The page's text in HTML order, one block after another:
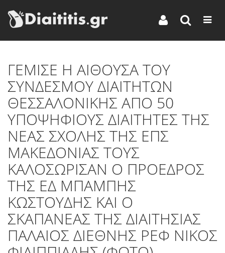
ΓΕΜΙΣΕ Η ΑΙΘΟΥΣΑ ΤΟΥ
ΣΥΝΔΕΣΜΟΥ ΔΙΑΙΤΗΤΩΝ
ΘΕΣΣΑΛΟΝΙΚΗΣ ΑΠΟ 50
ΥΠΟΨΗΦΙΟΥΣ ΔΙΑΙΤΗΤΕΣ ΤΗΣ
ΝΕΑΣ ΣΧΟΛΗΣ ΤΗΣ ΕΠΣ
ΜΑΚΕΔΟΝΙΑΣ ΤΟΥΣ
ΚΑΛΟΣΩΡΙΣΑΝ Ο ΠΡΟΕΔΡΟΣ
ΤΗΣ ΕΔ ΜΠΑΜΠΗΣ
ΚΩΣΤΟΥΔΗΣ ΚΑΙ Ο
ΣΚΑΠΑΝΕΑΣ ΤΗΣ ΔΙΑΙΤΗΣΙΑΣ
ΠΑΛΑΙΟΣ ΔΙΕΘΝΗΣ ΡΕΦ ΝΙΚΟΣ